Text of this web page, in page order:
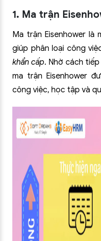
1. Ma trận
Ma trận Eisenhower là
giúp phân loại công
khẩn cấp. Nhờ cách
ma trận Eisenhower
công việc, học tập và